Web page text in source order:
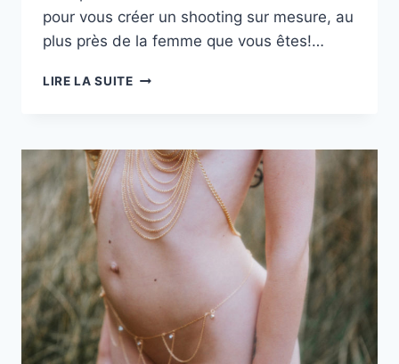
pour vous créer un shooting sur mesure, au
plus près de la femme que vous êtes!…
LIRE LA SUITESHOOTING
BELLE
ASTRID